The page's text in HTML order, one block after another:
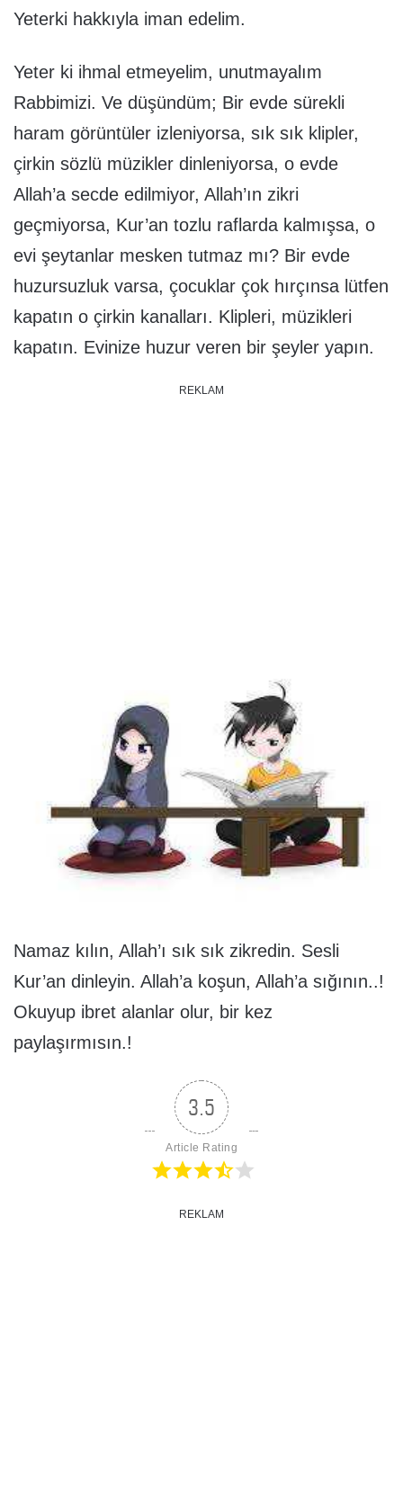
Yeterki hakkıyla iman edelim.
Yeter ki ihmal etmeyelim, unutmayalım
Rabbimizi. Ve düşündüm; Bir evde sürekli
haram görüntüler izleniyorsa, sık sık klipler,
çirkin sözlü müzikler dinleniyorsa, o evde
Allah’a secde edilmiyor, Allah’ın zikri
geçmiyorsa, Kur’an tozlu raflarda kalmışsa, o
evi şeytanlar mesken tutmaz mı? Bir evde
huzursuzluk varsa, çocuklar çok hırçınsa lütfen
kapatın o çirkin kanalları. Klipleri, müzikleri
kapatın. Evinize huzur veren bir şeyler yapın.
REKLAM
Namaz kılın, Allah’ı sık sık zikredin. Sesli
Kur’an dinleyin. Allah’a koşun, Allah’a sığının..!
Okuyup ibret alanlar olur, bir kez
paylaşırmısın.!
3.5
Article Rating
REKLAM